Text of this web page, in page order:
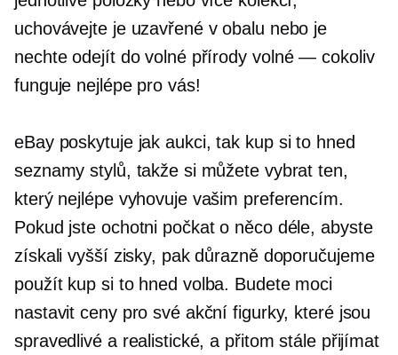
uchovávejte je uzavřené v obalu nebo je
nechte odejít do volné přírody volné — cokoliv
funguje nejlépe pro vás!
eBay poskytuje jak aukci, tak kup si to hned
seznamy stylů, takže si můžete vybrat ten,
který nejlépe vyhovuje vašim preferencím.
Pokud jste ochotni počkat o něco déle, abyste
získali vyšší zisky, pak důrazně doporučujeme
použít kup si to hned volba. Budete moci
nastavit ceny pro své akční figurky, které jsou
spravedlivé a realistické, a přitom stále přijímat